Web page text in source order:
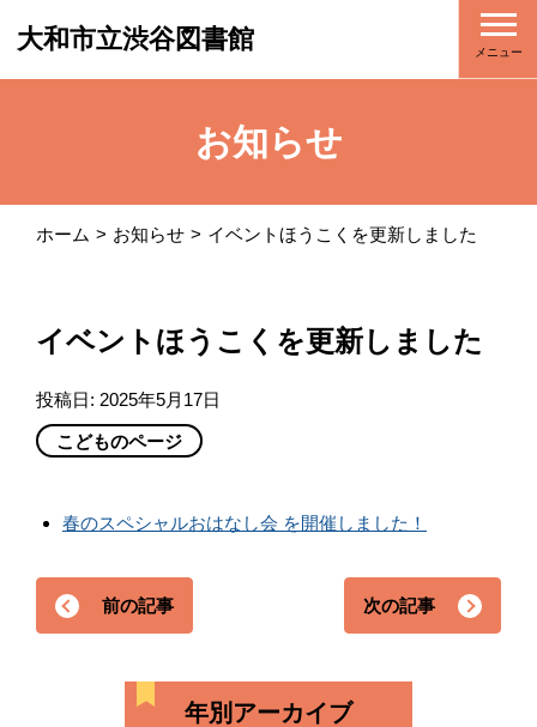
大和市立渋谷図書館 メニュー
お知らせ
ホーム お知らせ イベントほうこくを更新しました
年別アーカイブ
イベントほうこくを更新しました
投稿日: 2025年5月17日
こどものページ
春のスペシャルおはなし会 を開催しました！
前の記事 次の記事